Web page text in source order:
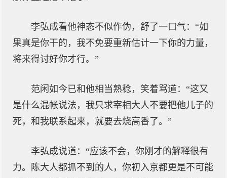
李弘成看他神态不似作伪，舒了一口气：“如
果真是你干的，我不免要重新估计一下你的力量，
将来得讨好你才行。”
范闲如今已和他相当熟稔，笑着骂道：“这又
是什么混帐说法，我只求宰相大人不要把他儿子的
死，和我联系起来，就要去烧高香了。”
李弘成说道：“应该不会，你刚才的解释很有
力。陈大人都抓不到的人，你初入京都更是不可能